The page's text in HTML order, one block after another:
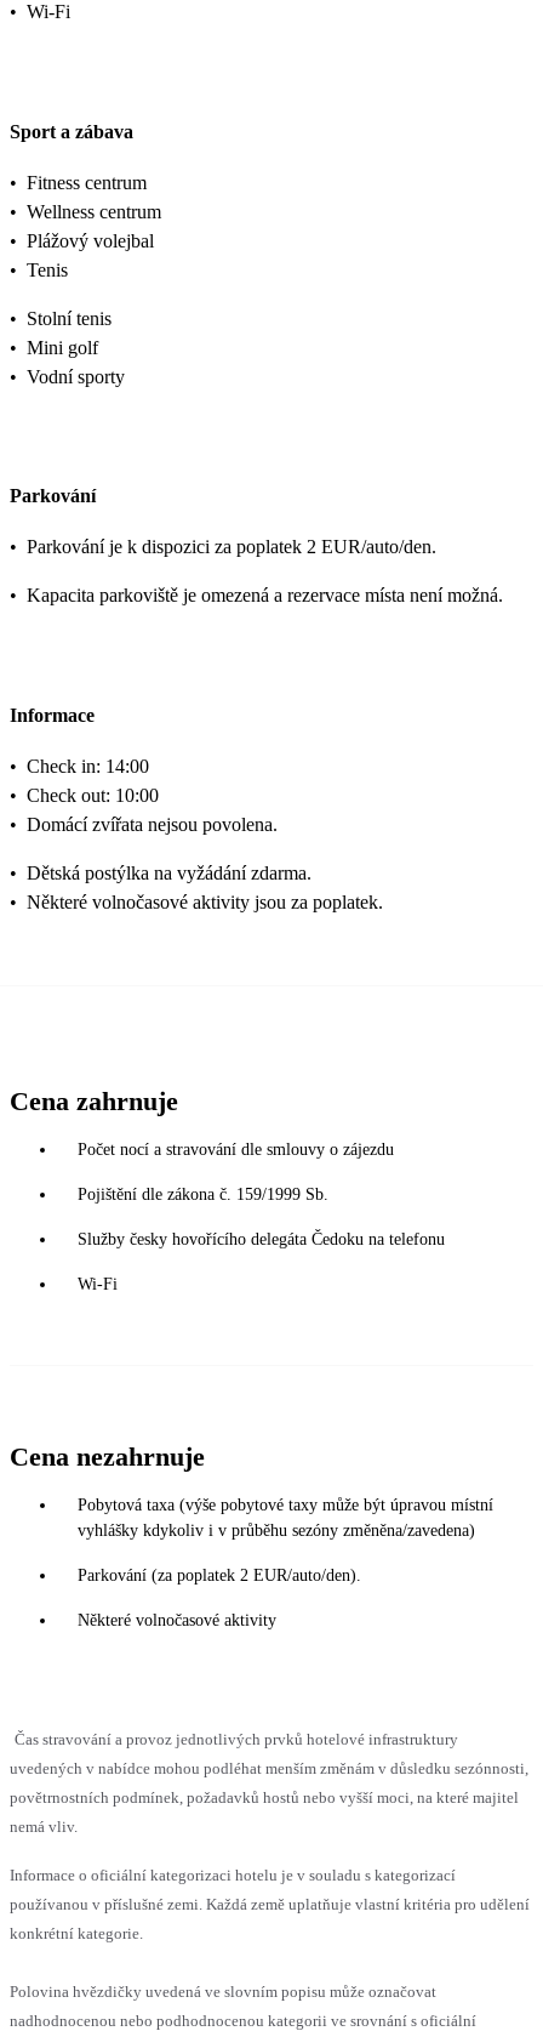
• Wi-Fi
Sport a zábava
• Fitness centrum
• Wellness centrum
• Plážový volejbal
• Tenis
• Stolní tenis
• Mini golf
• Vodní sporty
Parkování
• Parkování je k dispozici za poplatek 2 EUR/auto/den.
• Kapacita parkoviště je omezená a rezervace místa není možná.
Informace
• Check in: 14:00
• Check out: 10:00
• Domácí zvířata nejsou povolena.
• Dětská postýlka na vyžádání zdarma.
• Některé volnočasové aktivity jsou za poplatek.
Cena zahrnuje
Počet nocí a stravování dle smlouvy o zájezdu
Pojištění dle zákona č. 159/1999 Sb.
Služby česky hovořícího delegáta Čedoku na telefonu
Wi-Fi
Cena nezahrnuje
Pobytová taxa (výše pobytové taxy může být úpravou místní
vyhlášky kdykoliv i v průběhu sezóny změněna/zavedena)
Parkování (za poplatek 2 EUR/auto/den).
Některé volnočasové aktivity
Čas stravování a provoz jednotlivých prvků hotelové infrastruktury
uvedených v nabídce mohou podléhat menším změnám v důsledku sezónnosti,
povětrnostních podmínek, požadavků hostů nebo vyšší moci, na které majitel
nemá vliv.
Informace o oficiální kategorizaci hotelu je v souladu s kategorizací
používanou v příslušné zemi. Každá země uplatňuje vlastní kritéria pro udělení
konkrétní kategorie.
Polovina hvězdičky uvedená ve slovním popisu může označovat
nadhodnocenou nebo podhodnocenou kategorii ve srovnání s oficiální